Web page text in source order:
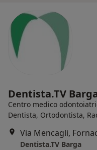
Dentista.TV
Centro medico
Dentista, Ortodontista,
Via Mencagli,
Dentista.TV Barga